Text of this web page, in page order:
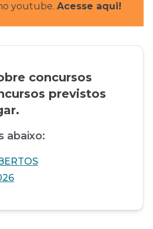
youtube. Acesse aqui!
concursos
previstos
abaixo: